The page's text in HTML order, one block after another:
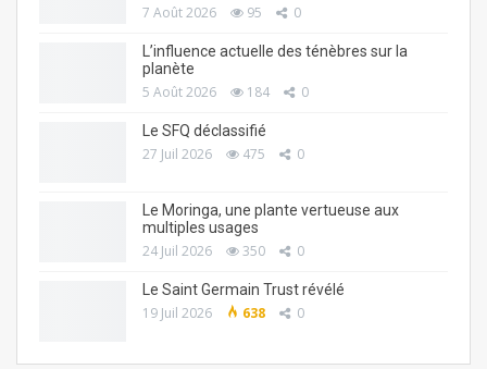
7 Août 2026 95 0
L’influence actuelle des ténèbres sur la
planète
5 Août 2026 184 0
Le SFQ déclassifié
27 Juil 2026 475 0
Le Moringa, une plante vertueuse aux
multiples usages
24 Juil 2026 350 0
Le Saint Germain Trust révélé
19 Juil 2026 638 0